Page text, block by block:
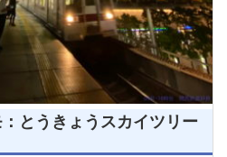
とうきょうスカイツリー